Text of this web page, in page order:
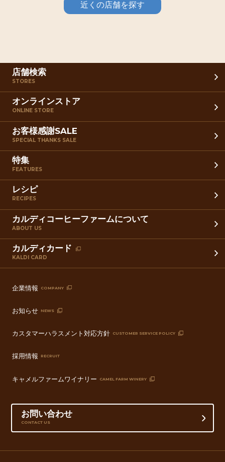
近くの店舗を探す
店舗検索
STORES
オンラインストア
ONLINE STORE
お客様感謝SALE
SPECIAL THANKS SALE
特集
FEATURES
レシピ
RECIPES
カルディコーヒーファームについて
ABOUT US
カルディカード
KALDI CARD
企業情報 COMPANY
お知らせ NEWS
カスタマーハラスメント対応方針 CUSTOMER SERVICE POLICY
採用情報 RECRUIT
キャメルファームワイナリー CAMEL FARM WINERY
お問い合わせ
CONTACT US